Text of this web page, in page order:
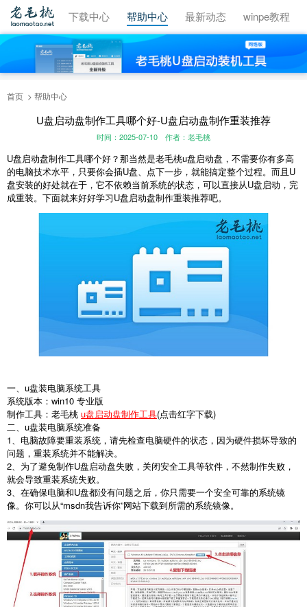
视频教程 下载中心 帮助中心 最新动态 winpe教程
首页 帮助中心
U盘启动盘制作工具哪个好-U盘启动盘制作重装推荐
时间：2025-07-10 作者：老毛桃
U盘启动盘制作工具哪个好？那当然是老毛桃u盘启动盘，不需要你有多高
的电脑技术水平，只要你会插U盘、点下一步，就能搞定整个过程。而且U
盘安装的好处就在于，它不依赖当前系统的状态，可以直接从U盘启动，完
成重装。下面就来好好学习U盘启动盘制作重装推荐吧。
一、u盘装电脑系统工具
系统版本：win10 专业版
制作工具：老毛桃 u盘启动盘制作工具(点击红字下载)
二、u盘装电脑系统准备
1、电脑故障要重装系统，请先检查电脑硬件的状态，因为硬件损坏导致的
问题，重装系统并不能解决。
2、为了避免制作U盘启动盘失败，关闭安全工具等软件，不然制作失败，
就会导致重装系统失败。
3、在确保电脑和U盘都没有问题之后，你只需要一个安全可靠的系统镜
像。你可以从“msdn我告诉你”网站下载到所需的系统镜像。